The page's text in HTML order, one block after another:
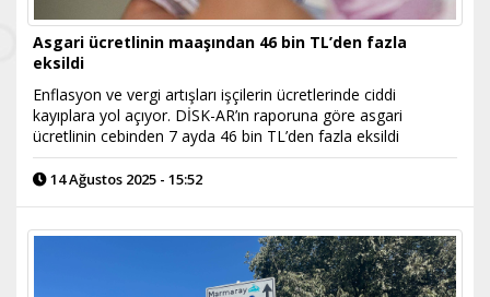
Asgari ücretlinin maaşından 46 bin TL’den fazla
eksildi
Enflasyon ve vergi artışları işçilerin ücretlerinde ciddi
kayıplara yol açıyor. DİSK-AR’ın raporuna göre asgari
ücretlinin cebinden 7 ayda 46 bin TL’den fazla eksildi
14 Ağustos 2025 - 15:52